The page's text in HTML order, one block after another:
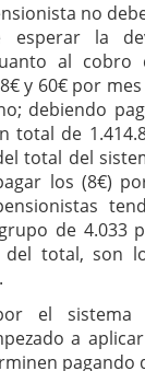
no
esperar la
al cobro
y 60€ por
debiendo
total de
total del
los (8€)
de 4.033
del total, son
el sistema
a
pagando